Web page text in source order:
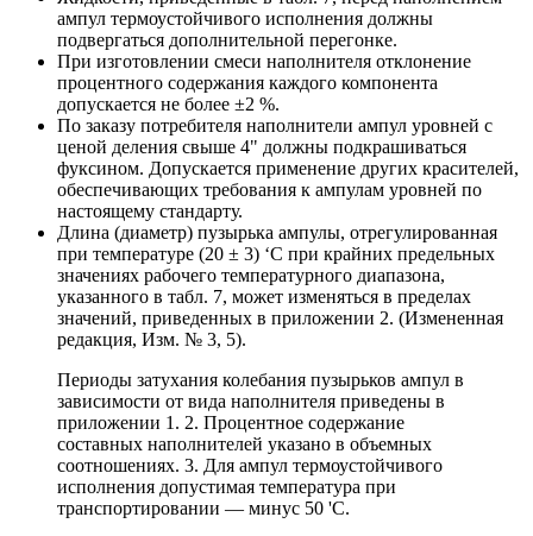
ампул термоустойчивого исполнения должны
подвергаться дополнительной перегонке.
При изготовлении смеси наполнителя отклонение
процентного содержания каждого компонента
допускается не более ±2 %.
По заказу потребителя наполнители ампул уровней с
ценой деления свыше 4" должны подкрашиваться
фуксином. Допускается применение других красителей,
обеспечивающих требования к ампулам уровней по
настоящему стандарту.
Длина (диаметр) пузырька ампулы, отрегулированная
при температуре (20 ± 3) ‘С при крайних предельных
значениях рабочего температурного диапазона,
указанного в табл. 7, может изменяться в пределах
значений, приведенных в приложении 2. (Измененная
редакция, Изм. № 3, 5).
Периоды затухания колебания пузырьков ампул в
зависимости от вида наполнителя приведены в
приложении 1. 2. Процентное содержание
составных наполнителей указано в объемных
соотношениях. 3. Для ампул термоустойчивого
исполнения допустимая температура при
транспортировании — минус 50 'С.